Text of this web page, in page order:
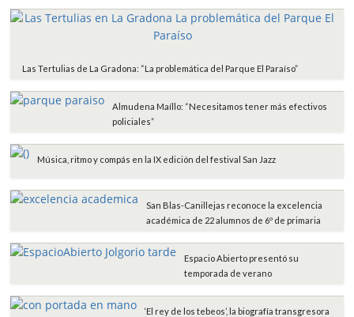
Las Tertulias de La Gradona: “La problemática del Parque El Paraíso”
Almudena Maíllo: “Necesitamos tener más efectivos
policiales”
Música, ritmo y compás en la IX edición del festival San Jazz
San Blas-Canillejas reconoce la excelencia
académica de 22 alumnos de 6º de primaria
Espacio Abierto presentó su
temporada de verano
‘El rey de los tebeos’, la biografía transgresora